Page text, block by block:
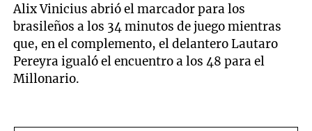
Alix Vinicius abrió el marcador para los
brasileños a los 34 minutos de juego mientras
que, en el complemento, el delantero Lautaro
Pereyra igualó el encuentro a los 48 para el
Millonario.